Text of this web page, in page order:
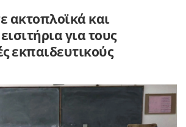
ακτοπλοϊκά και
για τους
εκπαιδευτικούς